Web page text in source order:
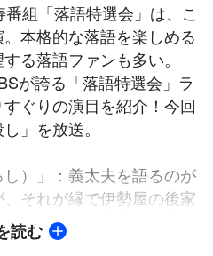
組「落語特選会」は、こ
本格的な落語を楽しめる
る落語ファンも多い。
が誇る「落語特選会」ラ
ぐりの演目を紹介！今回
」を放送。
し）」：義太夫を語るのが
それが縁で伊勢屋の後家
とを知った常吉の友達が
半分で「伊勢屋のところ
読む